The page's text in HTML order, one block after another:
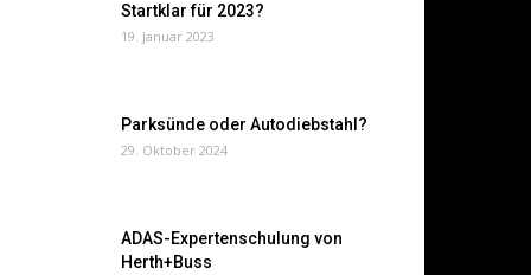
Startklar für 2023?
19. Januar 2023
Parksünde oder Autodiebstahl?
29. Oktober 2024
ADAS-Expertenschulung von
Herth+Buss